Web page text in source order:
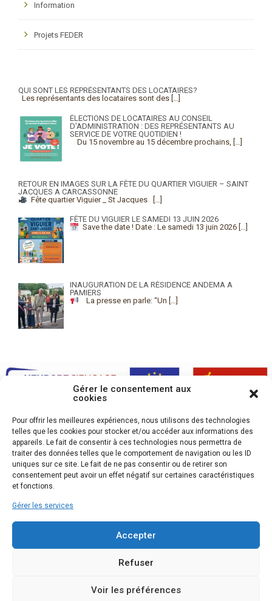
Gérer le consentement aux
cookies
Pour offrir les meilleures expériences, nous utilisons des technologies
telles que les cookies pour stocker et/ou accéder aux informations des
appareils. Le fait de consentir à ces technologies nous permettra de
traiter des données telles que le comportement de navigation ou les ID
uniques sur ce site. Le fait de ne pas consentir ou de retirer son
consentement peut avoir un effet négatif sur certaines caractéristiques
et fonctions.
Gérer les services
Accepter
Refuser
Voir les préférences
Information
Projets FEDER
QUI SONT LES REPRÉSENTANTS DES LOCATAIRES?
Les représentants des locataires sont des […]
ÉLECTIONS DE LOCATAIRES AU CONSEIL
D’ADMINISTRATION : DES REPRÉSENTANTS AU
SERVICE DE VOTRE QUOTIDIEN !
Du 15 novembre au 15 décembre prochains, […]
RETOUR EN IMAGES SUR LA FÊTE DU QUARTIER VIGUIER – SAINT
JACQUES A CARCASSONNE
Fête quartier Viguier _ St Jacques
[…]
FÊTE DU VIGUIER LE SAMEDI 13 JUIN 2026
Save the date ! Date : Le samedi 13 juin 2026 […]
INAUGURATION DE LA RÉSIDENCE ANDEMA A
PAMIERS
La presse en parle: “Un […]
Accessibilité-Plan du site-